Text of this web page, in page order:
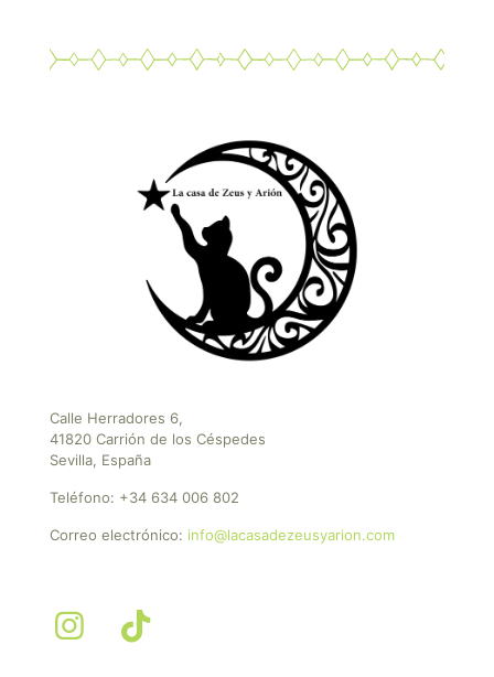
Calle Herradores 6,
41820 Carrión de los Céspedes
Sevilla, España
Teléfono: +34 634 006 802
Correo electrónico: info@lacasadezeusyarion.com